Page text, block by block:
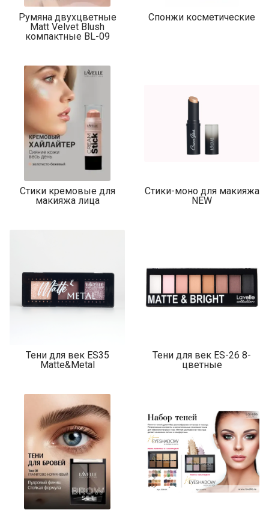
Румяна двухцветные
Мatt Velvet Blush
компактные BL-09
Спонжи косметические
Стики кремовые для
макияжа лица
Стики-моно для макияжа
NEW
Тени для век ES35
Matte&Metal
Тени для век ES-26 8-
цветные